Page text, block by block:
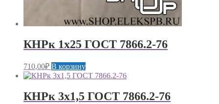
КНРк 1х25 ГОСТ 7866.2-76
710,00₽ В корзину
КНРк 3х1,5 ГОСТ 7866.2-76